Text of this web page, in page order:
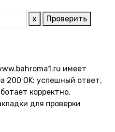
x Проверить
имеет
200 OK: успешный ответ,
корректно.
для проверки